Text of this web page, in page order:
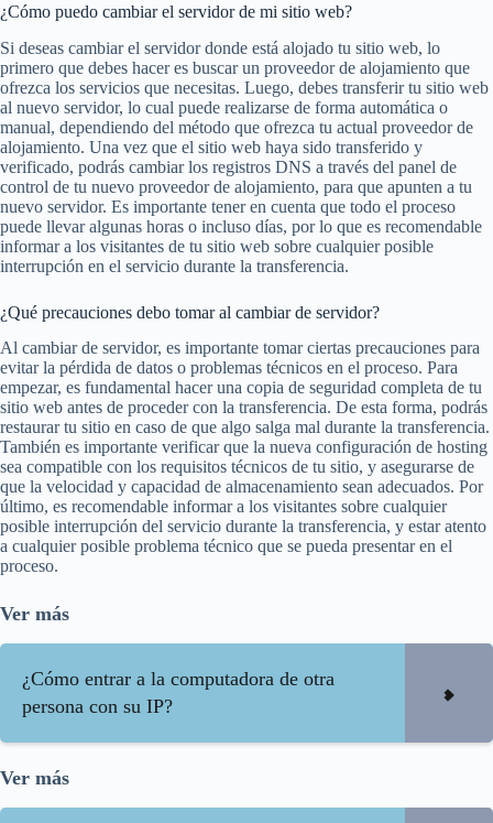
¿Cómo puedo cambiar el servidor de mi sitio web?
Si deseas cambiar el servidor donde está alojado tu sitio web, lo
primero que debes hacer es buscar un proveedor de alojamiento que
ofrezca los servicios que necesitas. Luego, debes transferir tu sitio web
al nuevo servidor, lo cual puede realizarse de forma automática o
manual, dependiendo del método que ofrezca tu actual proveedor de
alojamiento. Una vez que el sitio web haya sido transferido y
verificado, podrás cambiar los registros DNS a través del panel de
control de tu nuevo proveedor de alojamiento, para que apunten a tu
nuevo servidor. Es importante tener en cuenta que todo el proceso
puede llevar algunas horas o incluso días, por lo que es recomendable
informar a los visitantes de tu sitio web sobre cualquier posible
interrupción en el servicio durante la transferencia.
¿Qué precauciones debo tomar al cambiar de servidor?
Al cambiar de servidor, es importante tomar ciertas precauciones para
evitar la pérdida de datos o problemas técnicos en el proceso. Para
empezar, es fundamental hacer una copia de seguridad completa de tu
sitio web antes de proceder con la transferencia. De esta forma, podrás
restaurar tu sitio en caso de que algo salga mal durante la transferencia.
También es importante verificar que la nueva configuración de hosting
sea compatible con los requisitos técnicos de tu sitio, y asegurarse de
que la velocidad y capacidad de almacenamiento sean adecuados. Por
último, es recomendable informar a los visitantes sobre cualquier
posible interrupción del servicio durante la transferencia, y estar atento
a cualquier posible problema técnico que se pueda presentar en el
proceso.
Ver más
¿Cómo entrar a la computadora de otra
persona con su IP?
Ver más